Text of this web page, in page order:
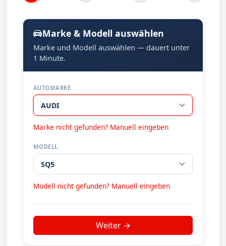
Marke & Modell auswählen
Marke und Modell auswählen — dauert unter
1 Minute.
AUTOMARKE
Marke nicht gefunden? Manuell eingeben
MODELL
Modell nicht gefunden? Manuell eingeben